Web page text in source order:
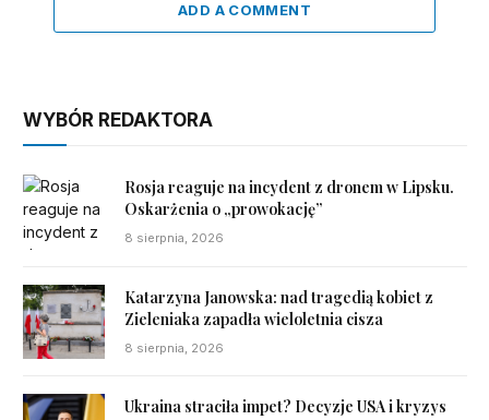
ADD A COMMENT
WYBÓR REDAKTORA
Rosja reaguje na incydent z dronem w Lipsku.
Oskarżenia o „prowokację”
8 sierpnia, 2026
Katarzyna Janowska: nad tragedią kobiet z
Zieleniaka zapadła wieloletnia cisza
8 sierpnia, 2026
Ukraina straciła impet? Decyzje USA i kryzys